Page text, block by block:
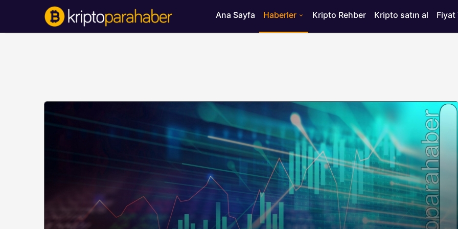
Ana Sayfa Haberler Kripto Rehber Kripto satın al Fiyat
BITCOIN HABERLERI HABERLER